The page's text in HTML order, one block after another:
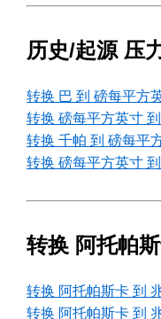
历史/起源 压
转换 巴 到 磅每平方
转换 磅每平方英寸
转换 千帕 到 磅每平
转换 磅每平方英寸
转换 阿托帕
转换 阿托帕斯卡 到
转换 阿托帕斯卡 到